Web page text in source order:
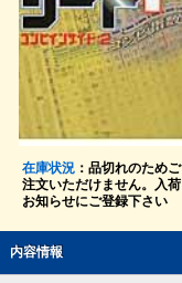
在庫状況：品切れのためご
注文いただけません。入荷
お知らせにご登録下さい
内容情報